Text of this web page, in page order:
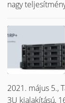
nagy
2021. május 5.,
3U kialakítású,